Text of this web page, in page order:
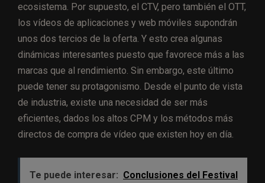
ecosistema. Por supuesto, el CTV, pero también el OTT,
los vídeos de aplicaciones y web móviles supondrán
unos dos tercios de la oferta. Y esto crea algunas
dinámicas interesantes puesto que favorece más a las
marcas que al rendimiento. Sin embargo, este último
puede tener su protagonismo. Desde el punto de vista
de industria, existe una necesidad de ser más
eficientes, dados los altos CPM y los métodos más
directos de compra de vídeo que existen hoy en día.
Te puede interesar: Conclusiones del Festival